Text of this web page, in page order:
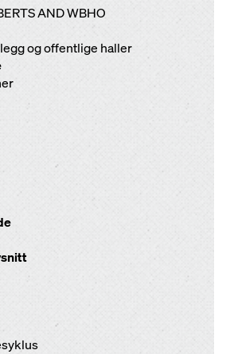
AND WBHO
og offentlige haller